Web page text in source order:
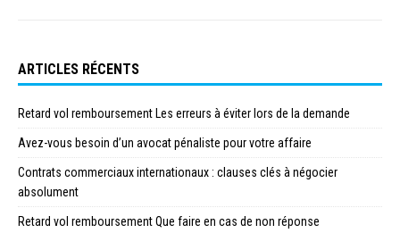
ARTICLES RÉCENTS
Retard vol remboursement Les erreurs à éviter lors de la demande
Avez-vous besoin d’un avocat pénaliste pour votre affaire
Contrats commerciaux internationaux : clauses clés à négocier
absolument
Retard vol remboursement Que faire en cas de non réponse